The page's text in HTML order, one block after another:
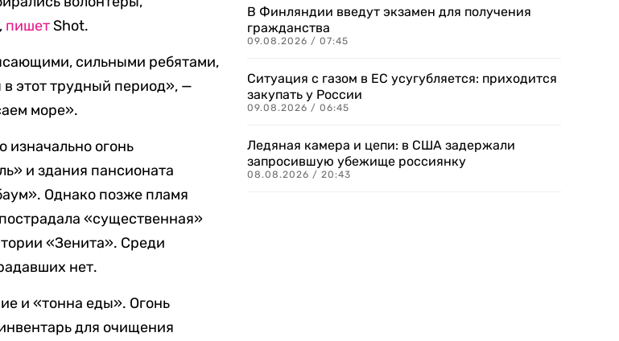
пишетShot.
сильными ребятами,
этот трудный период», —
море».
изначально огонь
и здания пансионата
Однако позже пламя
«существенная»
«Зенита». Среди
нет.
и «тонна еды». Огонь
для очищения
В Финляндии введут экзамен для получения
гражданства
09.08.2026 / 07:45
Ситуация с газом в ЕС усугубляется: приходится
закупать у России
09.08.2026 / 06:45
Ледяная камера и цепи: в США задержали
запросившую убежище россиянку
08.08.2026 / 20:43